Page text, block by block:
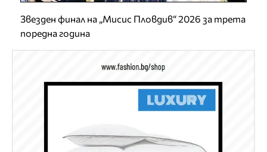
Звезден финал на „Мисис Пловдив“ 2026 за трета
поредна година